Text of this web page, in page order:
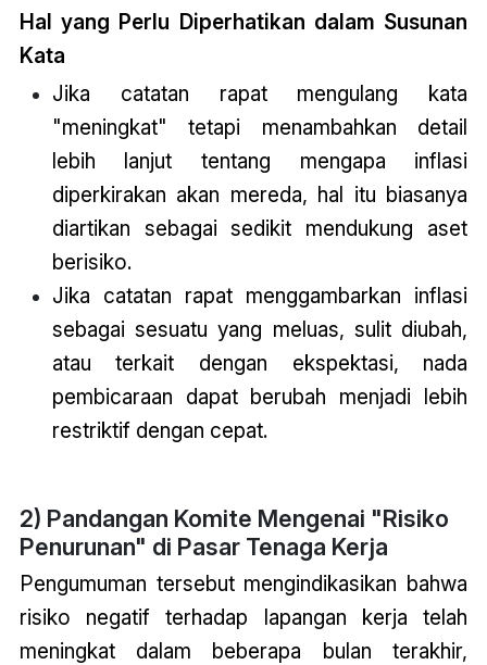
Hal yang Perlu Diperhatikan dalam Susunan
Kata
Jika catatan rapat mengulang kata
"meningkat" tetapi menambahkan detail
lebih lanjut tentang mengapa inflasi
diperkirakan akan mereda, hal itu biasanya
diartikan sebagai sedikit mendukung aset
berisiko.
Jika catatan rapat menggambarkan inflasi
sebagai sesuatu yang meluas, sulit diubah,
atau terkait dengan ekspektasi, nada
pembicaraan dapat berubah menjadi lebih
restriktif dengan cepat.
2) Pandangan Komite Mengenai "Risiko
Penurunan" di Pasar Tenaga Kerja
Pengumuman tersebut mengindikasikan bahwa
risiko negatif terhadap lapangan kerja telah
meningkat dalam beberapa bulan terakhir,